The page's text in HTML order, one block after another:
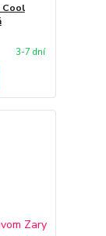
Cool
3-7 dní